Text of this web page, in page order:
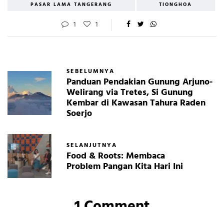
PASAR LAMA TANGERANG
TIONGHOA
1 1
SEBELUMNYA
Panduan Pendakian Gunung Arjuno-
Welirang via Tretes, Si Gunung
Kembar di Kawasan Tahura Raden
Soerjo
SELANJUTNYA
Food & Roots: Membaca
Problem Pangan Kita Hari Ini